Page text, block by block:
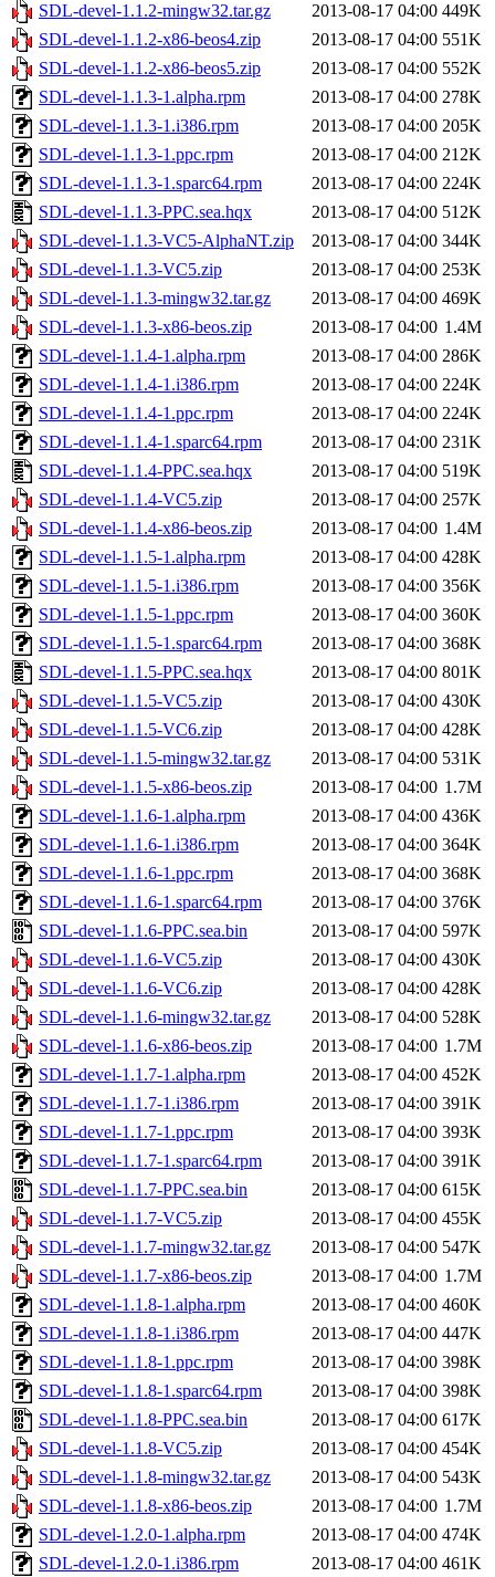
SDL-devel-1.1.2-mingw32.tar.gz
2013-08-17 04:00 449K
SDL-devel-1.1.2-x86-beos4.zip
2013-08-17 04:00 551K
SDL-devel-1.1.2-x86-beos5.zip
2013-08-17 04:00 552K
SDL-devel-1.1.3-1.alpha.rpm
2013-08-17 04:00 278K
SDL-devel-1.1.3-1.i386.rpm
2013-08-17 04:00 205K
SDL-devel-1.1.3-1.ppc.rpm
2013-08-17 04:00 212K
SDL-devel-1.1.3-1.sparc64.rpm
2013-08-17 04:00 224K
SDL-devel-1.1.3-PPC.sea.hqx
2013-08-17 04:00 512K
SDL-devel-1.1.3-VC5-AlphaNT.zip
2013-08-17 04:00 344K
SDL-devel-1.1.3-VC5.zip
2013-08-17 04:00 253K
SDL-devel-1.1.3-mingw32.tar.gz
2013-08-17 04:00 469K
SDL-devel-1.1.3-x86-beos.zip
2013-08-17 04:00 1.4M
SDL-devel-1.1.4-1.alpha.rpm
2013-08-17 04:00 286K
SDL-devel-1.1.4-1.i386.rpm
2013-08-17 04:00 224K
SDL-devel-1.1.4-1.ppc.rpm
2013-08-17 04:00 224K
SDL-devel-1.1.4-1.sparc64.rpm
2013-08-17 04:00 231K
SDL-devel-1.1.4-PPC.sea.hqx
2013-08-17 04:00 519K
SDL-devel-1.1.4-VC5.zip
2013-08-17 04:00 257K
SDL-devel-1.1.4-x86-beos.zip
2013-08-17 04:00 1.4M
SDL-devel-1.1.5-1.alpha.rpm
2013-08-17 04:00 428K
SDL-devel-1.1.5-1.i386.rpm
2013-08-17 04:00 356K
SDL-devel-1.1.5-1.ppc.rpm
2013-08-17 04:00 360K
SDL-devel-1.1.5-1.sparc64.rpm
2013-08-17 04:00 368K
SDL-devel-1.1.5-PPC.sea.hqx
2013-08-17 04:00 801K
SDL-devel-1.1.5-VC5.zip
2013-08-17 04:00 430K
SDL-devel-1.1.5-VC6.zip
2013-08-17 04:00 428K
SDL-devel-1.1.5-mingw32.tar.gz
2013-08-17 04:00 531K
SDL-devel-1.1.5-x86-beos.zip
2013-08-17 04:00 1.7M
SDL-devel-1.1.6-1.alpha.rpm
2013-08-17 04:00 436K
SDL-devel-1.1.6-1.i386.rpm
2013-08-17 04:00 364K
SDL-devel-1.1.6-1.ppc.rpm
2013-08-17 04:00 368K
SDL-devel-1.1.6-1.sparc64.rpm
2013-08-17 04:00 376K
SDL-devel-1.1.6-PPC.sea.bin
2013-08-17 04:00 597K
SDL-devel-1.1.6-VC5.zip
2013-08-17 04:00 430K
SDL-devel-1.1.6-VC6.zip
2013-08-17 04:00 428K
SDL-devel-1.1.6-mingw32.tar.gz
2013-08-17 04:00 528K
SDL-devel-1.1.6-x86-beos.zip
2013-08-17 04:00 1.7M
SDL-devel-1.1.7-1.alpha.rpm
2013-08-17 04:00 452K
SDL-devel-1.1.7-1.i386.rpm
2013-08-17 04:00 391K
SDL-devel-1.1.7-1.ppc.rpm
2013-08-17 04:00 393K
SDL-devel-1.1.7-1.sparc64.rpm
2013-08-17 04:00 391K
SDL-devel-1.1.7-PPC.sea.bin
2013-08-17 04:00 615K
SDL-devel-1.1.7-VC5.zip
2013-08-17 04:00 455K
SDL-devel-1.1.7-mingw32.tar.gz
2013-08-17 04:00 547K
SDL-devel-1.1.7-x86-beos.zip
2013-08-17 04:00 1.7M
SDL-devel-1.1.8-1.alpha.rpm
2013-08-17 04:00 460K
SDL-devel-1.1.8-1.i386.rpm
2013-08-17 04:00 447K
SDL-devel-1.1.8-1.ppc.rpm
2013-08-17 04:00 398K
SDL-devel-1.1.8-1.sparc64.rpm
2013-08-17 04:00 398K
SDL-devel-1.1.8-PPC.sea.bin
2013-08-17 04:00 617K
SDL-devel-1.1.8-VC5.zip
2013-08-17 04:00 454K
SDL-devel-1.1.8-mingw32.tar.gz
2013-08-17 04:00 543K
SDL-devel-1.1.8-x86-beos.zip
2013-08-17 04:00 1.7M
SDL-devel-1.2.0-1.alpha.rpm
2013-08-17 04:00 474K
SDL-devel-1.2.0-1.i386.rpm
2013-08-17 04:00 461K